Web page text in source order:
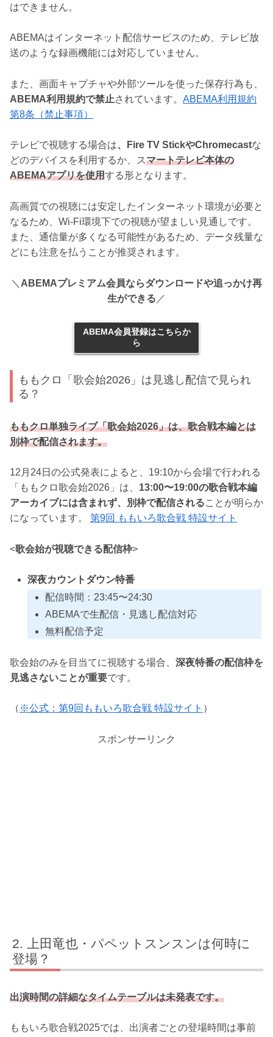
はできません。
ABEMAはインターネット配信サービスのため、テレビ放
送のような録画機能には対応していません。
また、画面キャプチャや外部ツールを使った保存行為も、
ABEMA利用規約で禁止されています。 ABEMA利用規約
第8条（禁止事項）
テレビで視聴する場合は、Fire TV StickやChromecastな
どのデバイスを利用するか、スマートテレビ本体の
ABEMAアプリを使用する形となります。
高画質での視聴には安定したインターネット環境が必要と
なるため、Wi-Fi環境下での視聴が望ましい見通しです。
また、通信量が多くなる可能性があるため、データ残量な
どにも注意を払うことが推奨されます。
＼ ABEMAプレミアム会員ならダウンロードや追っかけ再
生ができる ／
ABEMA会員登録はこちらか
ら
ももクロ「歌会始2026」は見逃し配信で見られ
る？
ももクロ単独ライブ「歌会始2026」は、歌合戦本編とは
別枠で配信されます。
12月24日の公式発表によると、19:10から会場で行われる
「ももクロ歌会始2026」は、 13:00〜19:00の歌合戦本編
アーカイブには含まれず、別枠で配信されることが明らか
になっています。 第9回 ももいろ歌合戦 特設サイト
<歌会始が視聴できる配信枠>
深夜カウントダウン特番
配信時間：23:45〜24:30
ABEMAで生配信・見逃し配信対応
無料配信予定
歌会始のみを目当てに視聴する場合、 深夜特番の配信枠を
見逃さないことが重要です。
（ ※公式：第9回ももいろ歌合戦 特設サイト ）
スポンサーリンク
上田竜也・パペットスンスンは何時に
登場？
出演時間の詳細なタイムテーブルは未発表です。
ももいろ歌合戦2025では、出演者ごとの登場時間は事前